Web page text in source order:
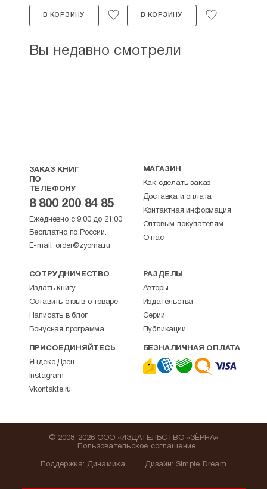
В КОРЗИНУ В КОРЗИНУ
Вы недавно смотрели
ЗАКАЗ КНИГ
ПО
ТЕЛЕФОНУ
8 800 200 84 85
Ежедневно с 9:00 до 21:00
Бесплатно по России.
E-mail: order@zyorna.ru
МАГАЗИН
Как сделать заказ
Доставка и оплата
Контактная информация
Оптовым покупателям
О нас
СОТРУДНИЧЕСТВО
Издать книгу
Оставить отзыв о товаре
Написать в блог
Бонусная программа
РАЗДЕЛЫ
Авторы
Издательства
Серии
Публикации
ПРИСОЕДИНЯЙТЕСЬ
Яндекс.Дзен
Instagram
Vkontakte.ru
БЕЗНАЛИЧНАЯ ОПЛАТА
Поддержка: Динамика
© 2008-2026 ООО «ИЗДАТЕЛЬСТВО «ЗЁРНА»
Пользовательское соглашение
Дизайн: Simple Dream